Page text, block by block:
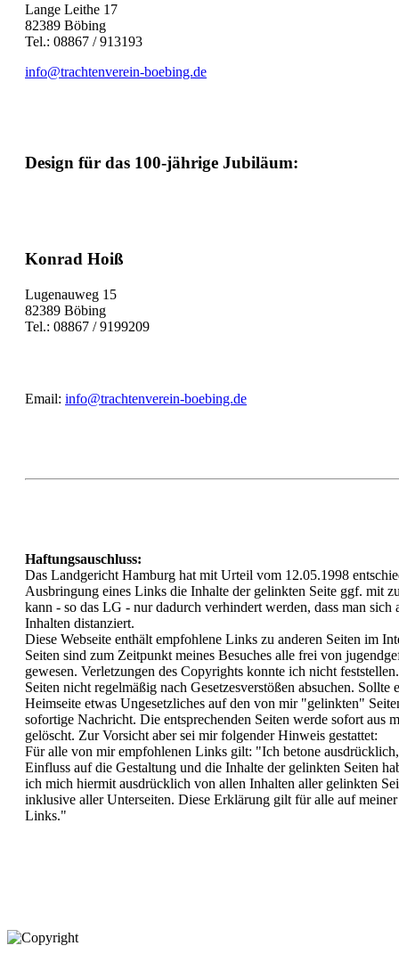
Lange Leithe 17
82389 Böbing
Tel.: 08867 / 913193
info@trachtenverein-boebing.de
Design für das 100-jährige Jubiläum:
Konrad Hoiß
Lugenauweg 15
82389 Böbing
Tel.: 08867 / 9199209
Email: info@trachtenverein-boebing.de
Haftungsauschluss:
Das Landgericht Hamburg hat mit Urteil vom 12.05.1998
Ausbringung eines Links die Inhalte der gelinkten Seite ggf. mit
kann - so das LG - nur dadurch verhindert werden, dass man sich
Inhalten distanziert.
Diese Webseite enthält empfohlene Links zu anderen Seiten im
Seiten sind zum Zeitpunkt meines Besuches alle frei von
gewesen. Verletzungen des Copyrights konnte ich nicht
Seiten nicht regelmäßig nach Gesetzesverstößen absuchen. Sollte
Heimseite etwas Ungesetzliches auf den von mir "gelinkten"
sofortige Nachricht. Die entsprechenden Seiten werde sofort aus
gelöscht. Zur Vorsicht aber sei mir folgender Hinweis gestattet:
Für alle von mir empfohlenen Links gilt: "Ich betone
Einfluss auf die Gestaltung und die Inhalte der gelinkten Seiten
ich mich hiermit ausdrücklich von allen Inhalten aller gelinkten
inklusive aller Unterseiten. Diese Erklärung gilt für alle auf
Links."